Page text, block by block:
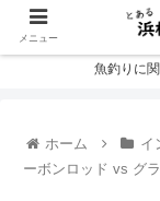
魚釣りに
ホーム イ
ーボンロッド vs グ
メニュー